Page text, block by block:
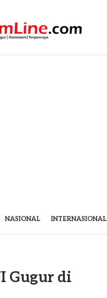
NASIONAL INTERNASIONAL
Gugur di